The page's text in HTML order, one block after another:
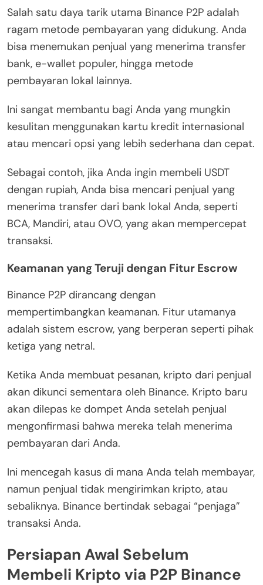
Salah satu daya tarik utama Binance P2P adalah
ragam metode pembayaran yang didukung. Anda
bisa menemukan penjual yang menerima transfer
bank, e-wallet populer, hingga metode
pembayaran lokal lainnya.
Ini sangat membantu bagi Anda yang mungkin
kesulitan menggunakan kartu kredit internasional
atau mencari opsi yang lebih sederhana dan cepat.
Sebagai contoh, jika Anda ingin membeli USDT
dengan rupiah, Anda bisa mencari penjual yang
menerima transfer dari bank lokal Anda, seperti
BCA, Mandiri, atau OVO, yang akan mempercepat
transaksi.
Keamanan yang Teruji dengan Fitur Escrow
Binance P2P dirancang dengan
mempertimbangkan keamanan. Fitur utamanya
adalah sistem escrow, yang berperan seperti pihak
ketiga yang netral.
Ketika Anda membuat pesanan, kripto dari penjual
akan dikunci sementara oleh Binance. Kripto baru
akan dilepas ke dompet Anda setelah penjual
mengonfirmasi bahwa mereka telah menerima
pembayaran dari Anda.
Ini mencegah kasus di mana Anda telah membayar,
namun penjual tidak mengirimkan kripto, atau
sebaliknya. Binance bertindak sebagai “penjaga”
transaksi Anda.
Persiapan Awal Sebelum
Membeli Kripto via P2P Binance